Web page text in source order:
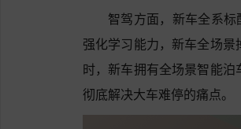
智驾方面，新车全系
强化学习能力，新车全场
时，新车拥有全场景智能
彻底解决大车难停的痛点。